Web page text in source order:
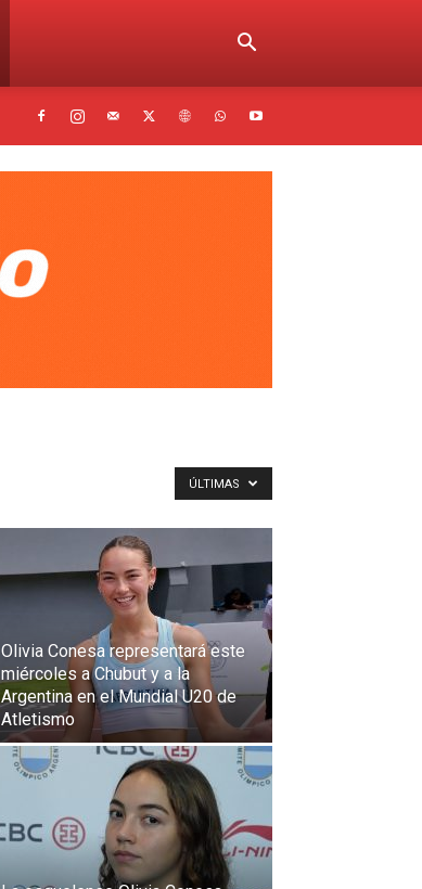
ÚLTIMAS
Olivia Conesa representará este
miércoles a Chubut y a la
Argentina en el Mundial U20 de
Atletismo